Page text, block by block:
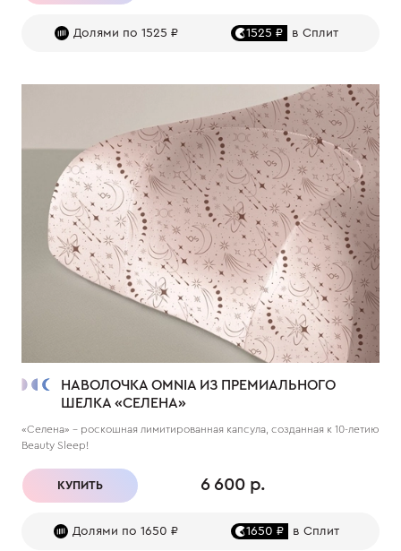
Долями по 1525 ₽ 1525 ₽ в Сплит
НАВОЛОЧКА OMNIA ИЗ ПРЕМИАЛЬНОГО
ШЕЛКА «СЕЛЕНА»
«Селена» – роскошная лимитированная капсула, созданная к 10-летию
Beauty Sleep!
КУПИТЬ 6 600 р.
Долями по 1650 ₽ 1650 ₽ в Сплит